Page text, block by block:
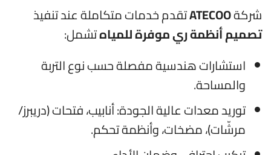
شركةATECOOتقدم خدمات متكاملة عند تنفيذ
تصميم أنظمة ري موفرة للمياهتشمل:
استشارات هندسية مفصلة حسب نوع التربة
والمساحة.
توريد معدات عالية الجودة: أنابيب، فتحات (دريبرز/
مرشّات)، مضخات، وأنظمة تحكم.